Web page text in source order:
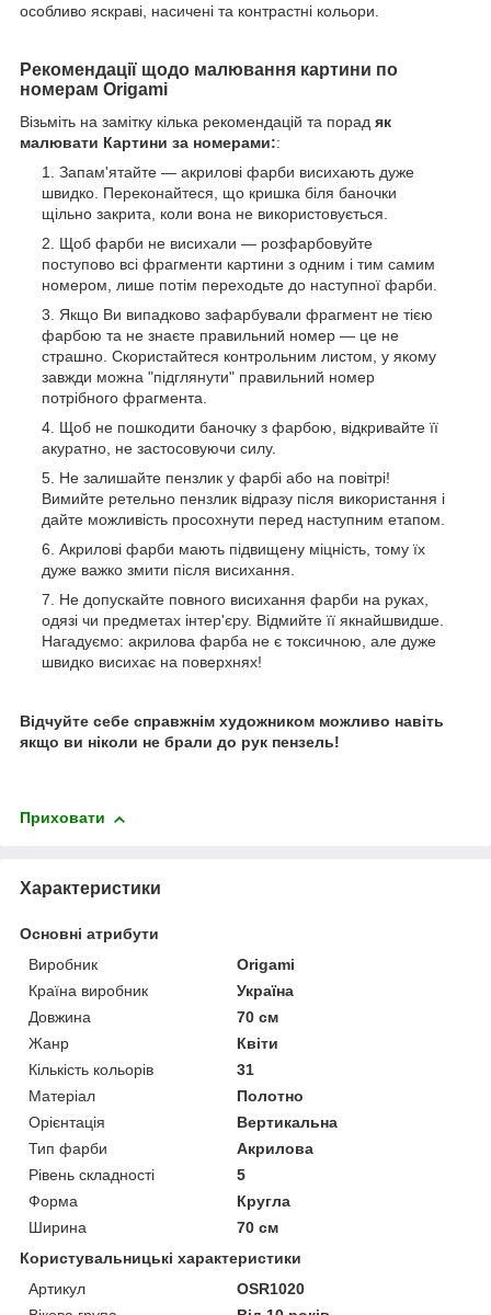
особливо яскраві, насичені та контрастні кольори.
Рекомендації щодо малювання картини по
номерам Origami
Візьміть на замітку кілька рекомендацій та порад як
малювати Картини за номерами::
Запам'ятайте — акрилові фарби висихають дуже
швидко. Переконайтеся, що кришка біля баночки
щільно закрита, коли вона не використовується.
Щоб фарби не висихали — розфарбовуйте
поступово всі фрагменти картини з одним і тим самим
номером, лише потім переходьте до наступної фарби.
Якщо Ви випадково зафарбували фрагмент не тією
фарбою та не знаєте правильний номер — це не
страшно. Скористайтеся контрольним листом, у якому
завжди можна "підглянути" правильний номер
потрібного фрагмента.
Щоб не пошкодити баночку з фарбою, відкривайте її
акуратно, не застосовуючи силу.
Не залишайте пензлик у фарбі або на повітрі!
Вимийте ретельно пензлик відразу після використання і
дайте можливість просохнути перед наступним етапом.
Акрилові фарби мають підвищену міцність, тому їх
дуже важко змити після висихання.
Не допускайте повного висихання фарби на руках,
одязі чи предметах інтер'єру. Відмийте її якнайшвидше.
Нагадуємо: акрилова фарба не є токсичною, але дуже
швидко висихає на поверхнях!
Відчуйте себе справжнім художником можливо навіть
якщо ви ніколи не брали до рук пензель!
Приховати
Характеристики
Основні атрибути
Виробник
Origami
Країна виробник
Україна
Довжина
70 см
Жанр
Квіти
Кількість кольорів
31
Матеріал
Полотно
Орієнтація
Вертикальна
Тип фарби
Акрилова
Рівень складності
5
Форма
Кругла
Ширина
70 см
Користувальницькі характеристики
Артикул
OSR1020